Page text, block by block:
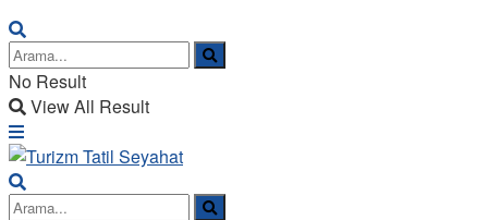
No Result
View All Result